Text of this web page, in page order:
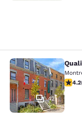
Quality Inn
42
4.164.2